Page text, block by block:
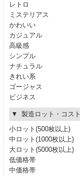
レトロ
ミステリアス
かわいい
カジュアル
高級感
シンプル
ナチュラル
きれい系
ゴージャス
ビジネス
製造ロット・コスト
小ロット(500枚以上)
中ロット(1000枚以上)
大ロット(5000枚以上)
低価格帯
中価格帯